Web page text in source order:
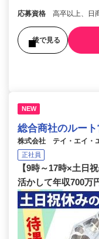
応募資格 高卒以上、日
後で見る
NEW
総合商社のルー
株式会社 テイ・エイ・
正社員
【9時～17時×土日
活かして年収700万